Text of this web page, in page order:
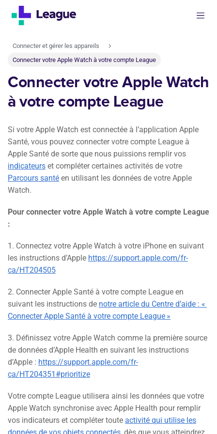
Connecter et gérer les appareils
Connecter votre Apple Watch à votre compte League
Connecter votre Apple Watch
à votre compte League
Si votre Apple Watch est connectée à l’application Apple
Santé, vous pouvez connecter votre compte League à
Apple Santé de sorte que nous puissions remplir vos
indicateurs et compléter certaines activités de votre
Parcours santé en utilisant les données de votre Apple
Watch.
Pour connecter votre Apple Watch à votre compte League
:
1. Connectez votre Apple Watch à votre iPhone en suivant
les instructions d’Apple https://support.apple.com/fr-
ca/HT204505
2. Connecter Apple Santé à votre compte League en
suivant les instructions de notre article du Centre d’aide : «
Connecter Apple Santé à votre compte League »
3. Définissez votre Apple Watch comme la première source
de données d’Apple Health en suivant les instructions
d’Apple : https://support.apple.com/fr-
ca/HT204351#prioritize
Votre compte League utilisera ainsi les données que votre
Apple Watch synchronise avec Apple Health pour remplir
vos indicateurs et compléter toute activité qui utilise les